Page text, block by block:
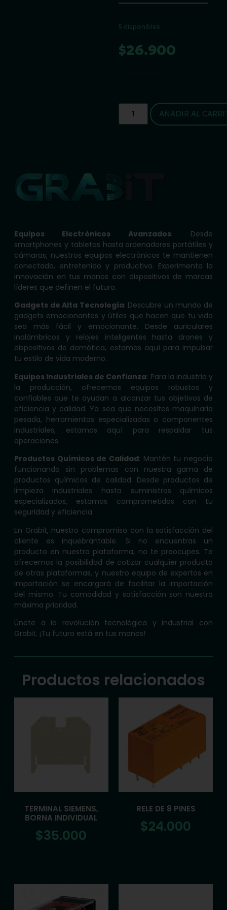
5 disponibles
$26.900
AÑADIR AL
Equipos Electrónicos Avanzados: Desde
smartphones y tabletas hasta ordenadores portátiles y
cámaras, nuestros equipos electrónicos te mantienen
conectado, entretenido y productivo. Experimenta la
innovación en tus manos con dispositivos de marcas
líderes que definen el futuro.
Gadgets de Alta Tecnología: Descubre un mundo de
gadgets emocionantes y útiles que hacen que tu vida
sea más fácil y emocionante. Desde auriculares
inalámbricos y relojes inteligentes hasta drones y
dispositivos de domótica, estamos aquí para impulsar
tu estilo de vida moderno.
Equipos Industriales de Confianza: Para la industria y
la producción, ofrecemos equipos robustos y
confiables que te ayudan a alcanzar tus objetivos de
eficiencia y calidad. Ya sea que necesites maquinaria
pesada, herramientas especializadas o componentes
industriales, estamos aquí para respaldar tus
operaciones.
Productos Químicos de Calidad: Mantén tu negocio
funcionando sin problemas con nuestra gama de
productos químicos de calidad. Desde productos de
limpieza industriales hasta suministros químicos
especializados, estamos comprometidos con tu
seguridad y eficiencia.
En Grabit, nuestro compromiso con la satisfacción del
cliente es inquebrantable. Si no encuentras un
producto en nuestra plataforma, no te preocupes. Te
ofrecemos la posibilidad de cotizar cualquier producto
de otras plataformas, y nuestro equipo de expertos en
importación se encargará de facilitar la importación
del mismo. Tu comodidad y satisfacción son nuestra
máxima prioridad.
Únete a la revolución tecnológica y industrial con
Grabit. ¡Tu futuro está en tus manos!
Productos relacionados
TERMINAL SIEMENS,
BORNA INDIVIDUAL
$35.000
RELE DE 8 PINES
$24.000